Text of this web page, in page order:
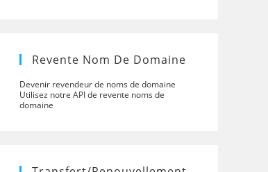
Revente Nom De Domaine
Devenir revendeur de noms de domaine
Utilisez notre API de revente noms de
domaine